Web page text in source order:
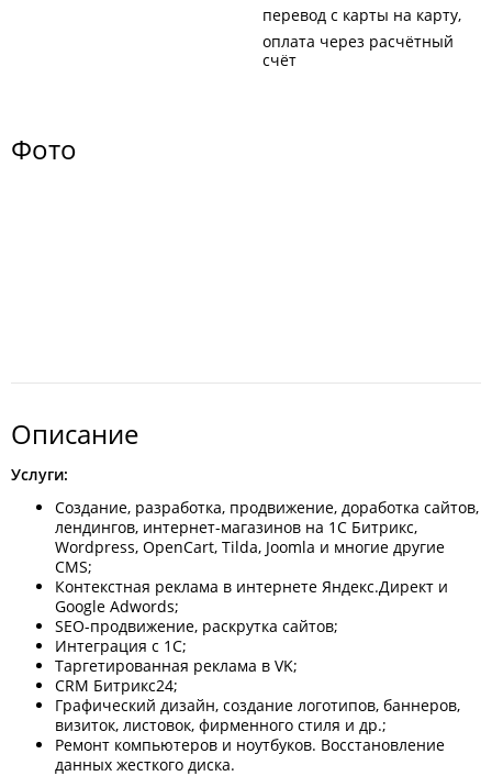
перевод с карты на карту
оплата через расчётный
счёт
Фото
Описание
Услуги:
Создание, разработка, продвижение, доработка сайтов,
лендингов, интернет-магазинов на 1С Битрикс,
Wordpress, OpenCart, Tilda, Joomla и многие другие
CMS;
Контекстная реклама в интернете Яндекс.Директ и
Google Adwords;
SEO-продвижение, раскрутка сайтов;
Интеграция с 1С;
Таргетированная реклама в VK;
CRM Битрикс24;
Графический дизайн, создание логотипов, баннеров,
визиток, листовок, фирменного стиля и др.;
Ремонт компьютеров и ноутбуков. Восстановление
данных жесткого диска.